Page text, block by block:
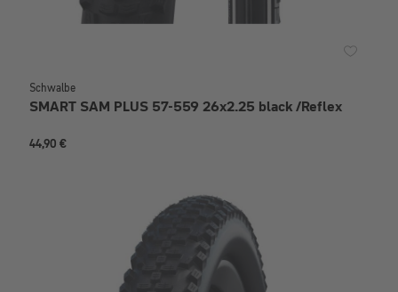
Schwalbe
SMART SAM PLUS 57-559 26x2.25 black /Reflex
44,90 €